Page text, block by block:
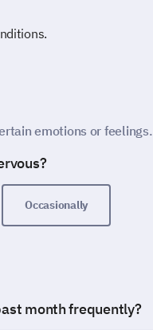
emotions or feelings.
Occasionally
month frequently?